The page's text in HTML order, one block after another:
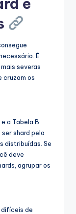
É
severas
cruzam os
a Tabela B
shard pela
distribuídas. Se
deve
agrupar os
de